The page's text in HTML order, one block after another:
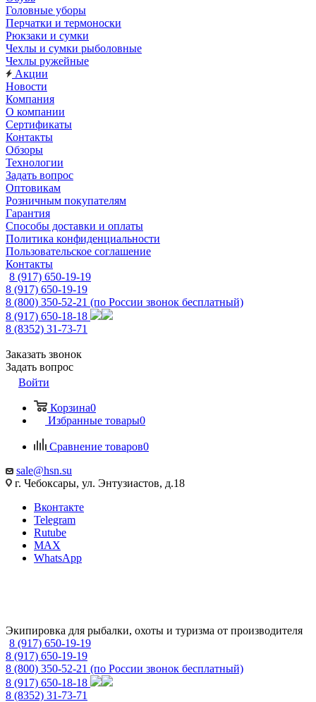
Головные уборы
Перчатки и термоноски
Рюкзаки и сумки
Чехлы и сумки рыболовные
Чехлы ружейные
Акции
Новости
Компания
О компании
Сертификаты
Контакты
Обзоры
Технологии
Задать вопрос
Оптовикам
Розничным покупателям
Гарантия
Способы доставки и оплаты
Политика конфиденциальности
Пользовательское соглашение
Контакты
8 (917) 650-19-19
8 (917) 650-19-19
8 (800) 350-52-21 (по России звонок бесплатный)
8 (917) 650-18-18
8 (8352) 31-73-71
Заказать звонок
Задать вопрос
Войти
Корзина0
Избранные товары0
Сравнение товаров0
sale@hsn.su
г. Чебоксары, ул. Энтузиастов, д.18
Вконтакте
Telegram
Rutube
MAX
WhatsApp
Экипировка для рыбалки, охоты и туризма от производителя
8 (917) 650-19-19
8 (917) 650-19-19
8 (800) 350-52-21 (по России звонок бесплатный)
8 (917) 650-18-18
8 (8352) 31-73-71